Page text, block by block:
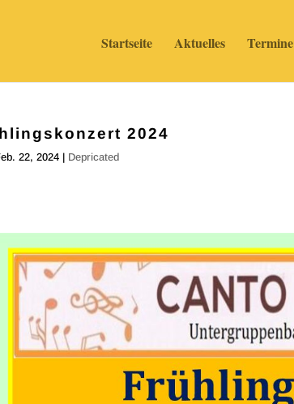
Startseite Aktuelles Termine
2024
22, 2024| Depricated